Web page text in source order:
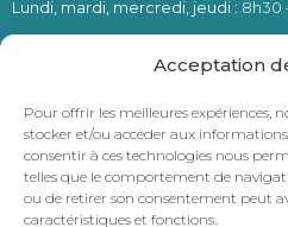
Acceptation
Pour offrir les meilleures expériences,
stocker et/ou accéder aux
consentir à ces technologies nous
telles que le comportement de
ou de retirer son consentement peut
caractéristiques et fonctions.
Lundi, mardi, mercredi, jeudi: 8h30
Numéro
06 66 62 28 24